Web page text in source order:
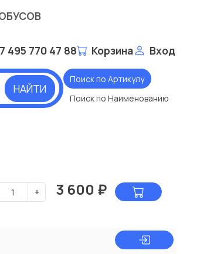
495 770 47 88 Корзина Вход
НАЙТИ
Поиск по Артикулу
Поиск по Наименованию
+ 3 600 ₽